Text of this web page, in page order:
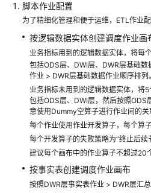
管
解
决
案
数
市
运
行
脚本作业配置
为了精细化管理和便于运维，ETL作业
按逻辑数据实体创建调度作业画
业务指标用到的逻辑数据实体，将每
包括ODS层、DWI层、DWR层基础
作业 > DWR层基础数据作业顺序排列。
业务指标未用到的逻辑数据实体，将5
包括ODS层、DWI层，然后按照ODS
意使用Dummy空算子进行作业间的关
每个作业使用作业开发算子，每个算
每个开发算子的失败策略为“终止后续
建议每个画布中的作业算子不超过20
按事实表创建调度作业画布
按照DWR层事实表作业 > DWR层汇